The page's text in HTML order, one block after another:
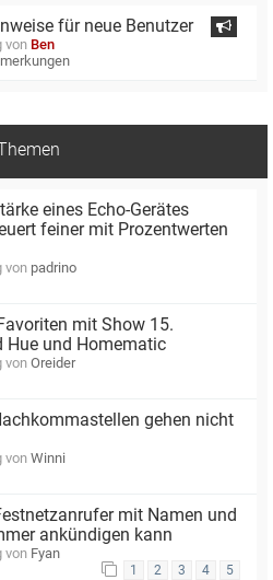
für neue Benutzer
von Ben
eines Echo-Gerätes
feiner mit Prozentwerten
von padrino
mit Show 15.
Hue und Homematic
von Oreider
gehen nicht
von Winni
mit Namen und
ankündigen kann
von Fyan
1 2 3 4 5